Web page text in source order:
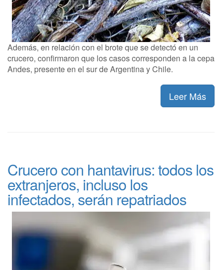
Además, en relación con el brote que se detectó en un
crucero, confirmaron que los casos corresponden a la cepa
Andes, presente en el sur de Argentina y Chile.
Leer Más
Crucero con hantavirus: todos los
extranjeros, incluso los
infectados, serán repatriados